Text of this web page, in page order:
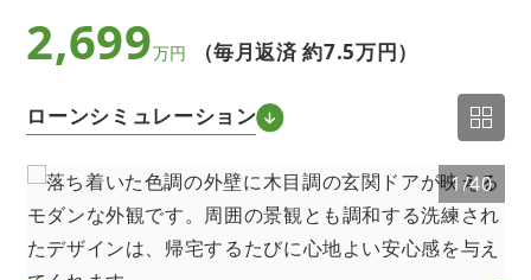
2,699万円 （毎月返済 約7.5万円）
ローンシミュレーション
1/40